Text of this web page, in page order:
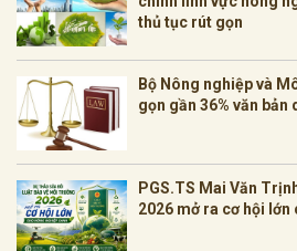
thủ tục rút gọn
Bộ Nông nghiệp và
gọn gần 36% văn bản
PGS.TS Mai Văn
2026 mở ra cơ hội